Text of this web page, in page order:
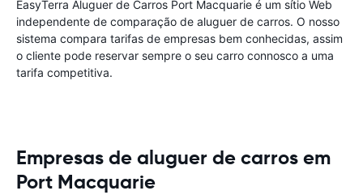
EasyTerra Aluguer de Carros Port Macquarie é um sítio Web
independente de comparação de aluguer de carros. O nosso
sistema compara tarifas de empresas bem conhecidas, assim
o cliente pode reservar sempre o seu carro connosco a uma
tarifa competitiva.
Empresas de aluguer de carros em
Port Macquarie